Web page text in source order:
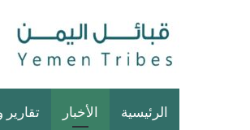
الرئيسية الأخبار